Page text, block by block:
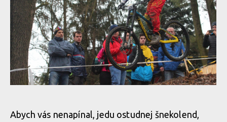
WBS: Bučovice zahájily sjezdovou sezónu a i Čert se přijel
zamazat
WBS: Bučovice zahájily sjezdovou sezónu a i Čert se přijel
zamazat
Abych vás nenapínal, jedu ostudnej šnekolend,